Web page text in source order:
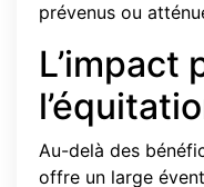
prévenus ou
L’impact
Au-delà des
offre un large